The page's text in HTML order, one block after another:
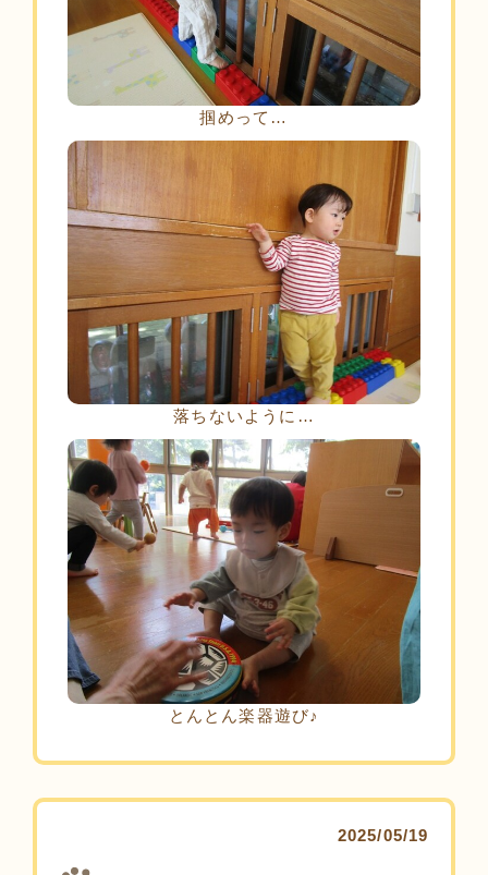
掴めって…
落ちないように…
とんとん楽器遊び♪
2025/05/19